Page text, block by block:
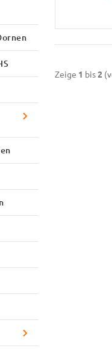
Zeige 1 bis2